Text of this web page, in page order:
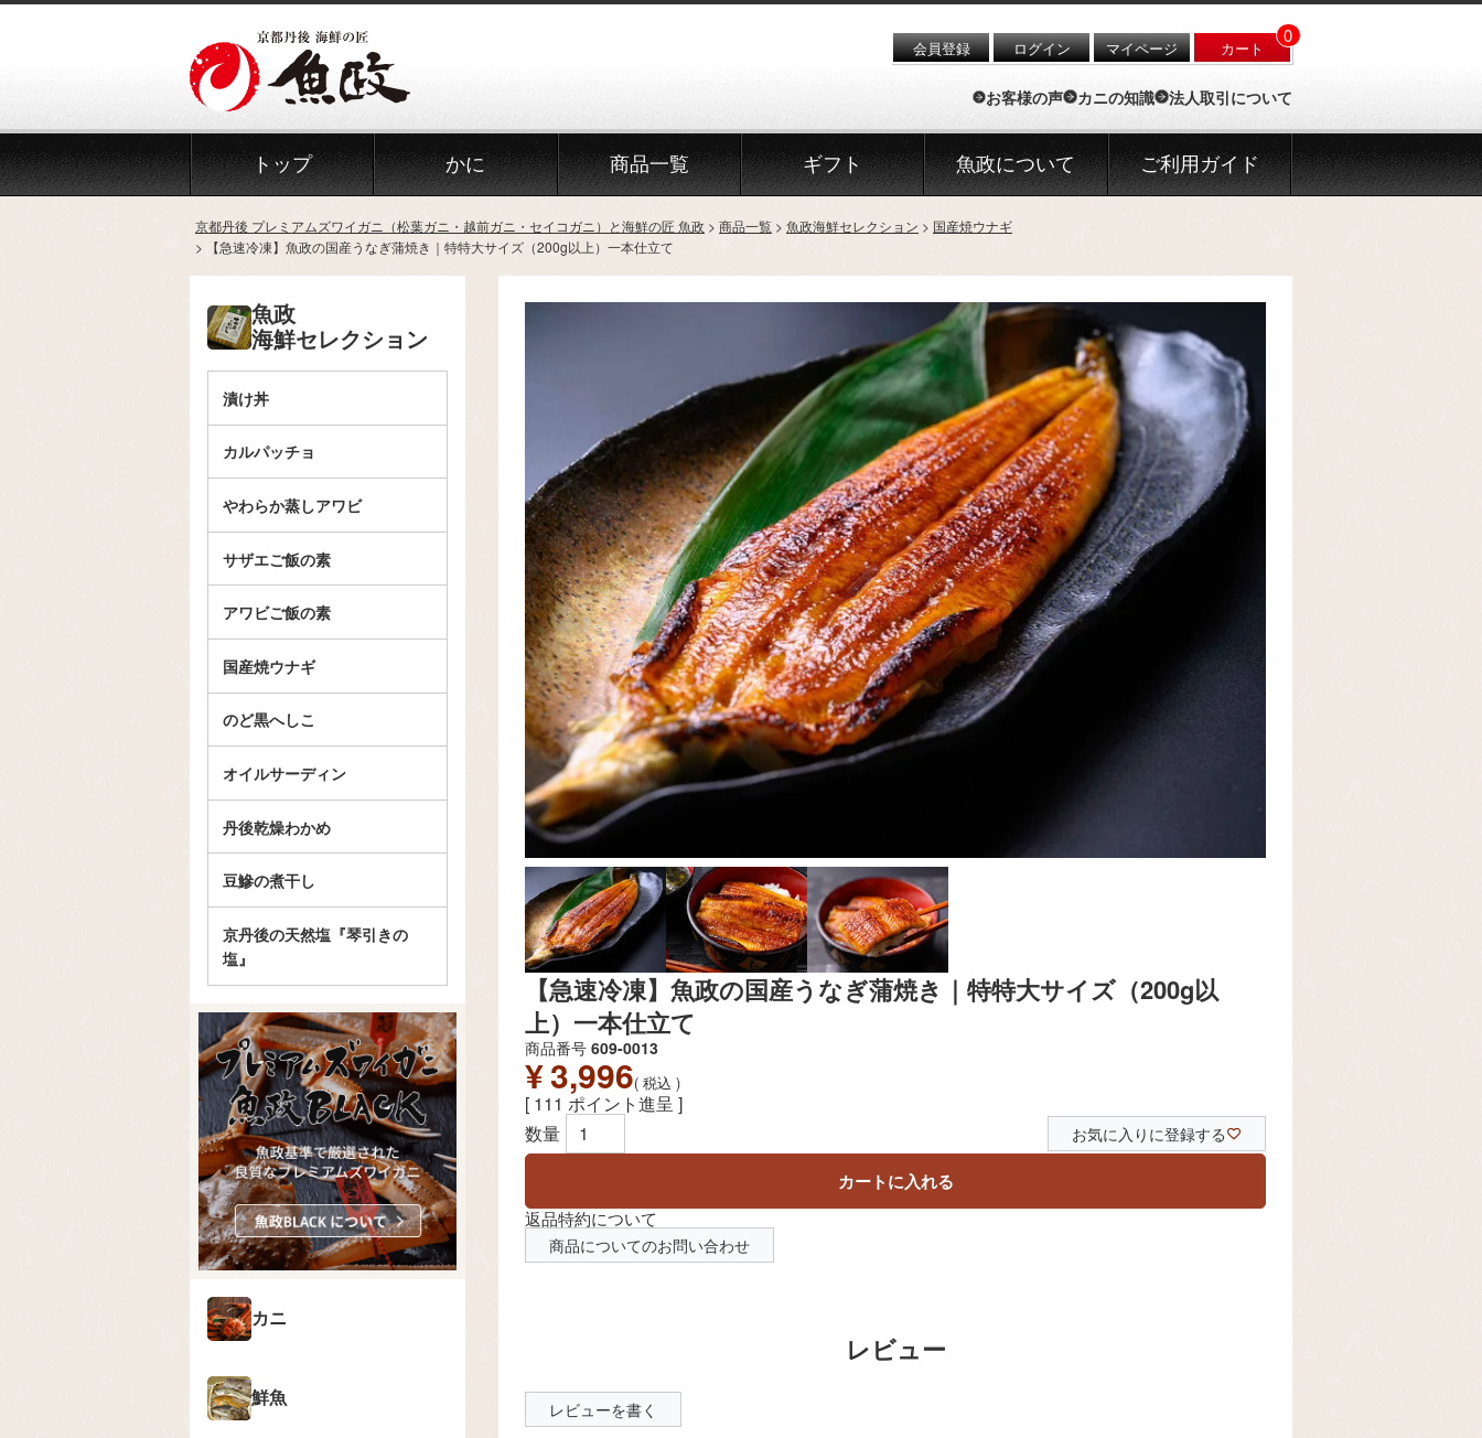
会員登録 ログイン マイページ カート
0
お客様の声 カニの知識 法人取引について
トップ かに 商品一覧 ギフト 魚政について ご利用ガイド
京都丹後 プレミアムズワイガニ（松葉ガニ・越前ガニ・セイコガニ）と海鮮の匠 魚政 商品一覧 魚政海鮮セレクション
国産焼ウナギ
【急速冷凍】魚政の国産うなぎ蒲焼き｜特特大サイズ（200g以上）一本仕立て
魚政
海鮮セレクション
漬け丼
カルパッチョ
やわらか蒸しアワビ
サザエご飯の素
アワビご飯の素
国産焼ウナギ
のど黒へしこ
オイルサーディン
丹後乾燥わかめ
豆鰺の煮干し
京丹後の天然塩『琴引きの
塩』
カニ
鮮魚
【急速冷凍】魚政の国産うなぎ蒲焼き｜特特大サイズ（200g以
上）一本仕立て
商品番号 609-0013
¥3,996 税込
[ 111 ポイント進呈 ]
お気に入りに登録する
カートに入れる
返品特約について
商品についてのお問い合わせ
レビューを書く